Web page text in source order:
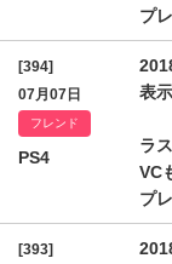
プ
[394]
07月07日
フレンド
PS4
表
ラ
VC
プ
[393]